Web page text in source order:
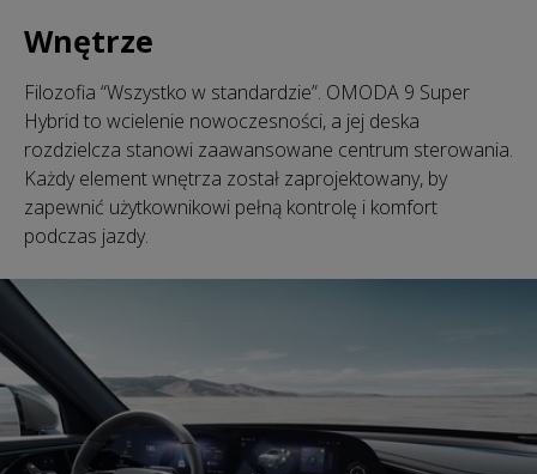
Wnętrze
Filozofia “Wszystko w standardzie”. OMODA 9 Super
Hybrid to wcielenie nowoczesności, a jej deska
rozdzielcza stanowi zaawansowane centrum sterowania.
Każdy element wnętrza został zaprojektowany, by
zapewnić użytkownikowi pełną kontrolę i komfort
podczas jazdy.